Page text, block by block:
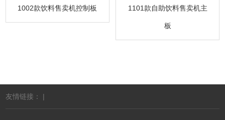
1002款饮料售卖机控制板 1101款自助饮料售卖机主
板
友情链接： |